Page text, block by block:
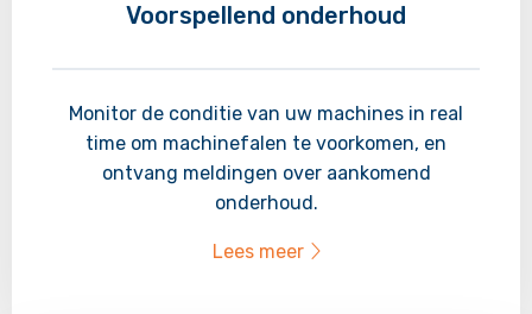
Voorspellend onderhoud
Monitor de conditie van uw machines in real
time om machinefalen te voorkomen, en
ontvang meldingen over aankomend
onderhoud.
Lees meer